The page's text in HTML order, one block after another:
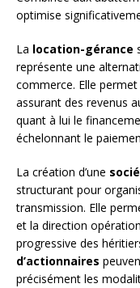
optimise
La location-gérance
représente une
commerce. Elle
assurant des revenus
quant à lui le
échelonnant le
La création d’une
structurant pour
transmission. Elle
et la direction
progressive des
d’actionnaires
précisément les